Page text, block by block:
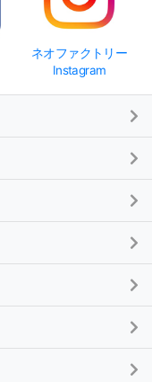
ネオファクトリー
Instagram